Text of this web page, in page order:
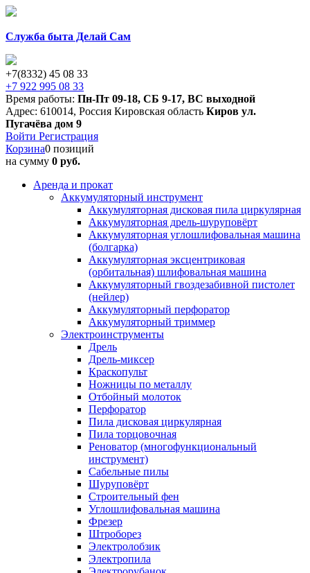
Служба быта Делай Сам
+7(8332) 45 08 33
+7 922 995 08 33
Время работы: Пн-Пт 09-18, СБ 9-17, ВС выходной
Адрес: 610014, Россия Кировская область Киров ул.
Пугачёва дом 9
Войти Регистрация
Корзина0 позиций
на сумму 0 руб.
Аренда и прокат
Аккумуляторный инструмент
Аккумуляторная дисковая пила циркулярная
Аккумуляторная дрель-шуруповёрт
Аккумуляторная углошлифовальная машина
(болгарка)
Аккумуляторная эксцентриковая
(орбитальная) шлифовальная машина
Аккумуляторный гвоздезабивной пистолет
(нейлер)
Аккумуляторный перфоратор
Аккумуляторный триммер
Электроинструменты
Дрель
Дрель-миксер
Краскопульт
Ножницы по металлу
Отбойный молоток
Перфоратор
Пила дисковая циркулярная
Пила торцовочная
Реноватор (многофункциональный
инструмент)
Сабельные пилы
Шуруповёрт
Строительный фен
Углошлифовальная машина
Фрезер
Штроборез
Электролобзик
Электропила